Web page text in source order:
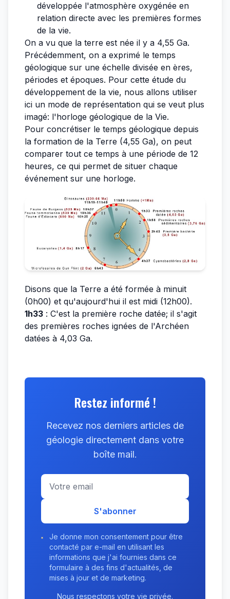
développée l'atmosphère oxygénée en
relation directe avec les premières formes
de la vie.
On a vu que la terre est née il y a 4,55 Ga.
Précédemment, on a exprimé le temps
géologique sur une échelle divisée en ères,
périodes et époques. Pour cette étude du
développement de la vie, nous allons utiliser
ici un mode de représentation qui se veut plus
imagé: l'horloge géologique de la Vie.
Pour concrétiser le temps géologique depuis
la formation de la Terre (4,55 Ga), on peut
comparer tout ce temps à une période de 12
heures, ce qui permet de situer chaque
événement sur une horloge.
Disons que la Terre a été formée à minuit
(0h00) et qu'aujourd'hui il est midi (12h00).
1h33 : C'est la première roche datée; il s'agit
des premières roches ignées de l'Archéen
datées à 4,03 Ga.
Restez informé !
Recevez nos derniers articles de
géologie directement dans votre
boîte mail.
S'abonner
Je donne mon consentement pour être
contacté par e-mail en utilisant les
informations que j'ai fournies dans ce
formulaire à des fins d'actualités, de
mises à jour et de marketing.
Nous respectons votre vie privée.